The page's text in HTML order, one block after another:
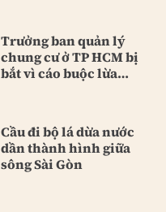
Trưởng ban quản lý
chung cư ở TP HCM bị
bắt vì cáo buộc lừa
Cầu đi bộ lá dừa nước
dần thành hình giữa
sông Sài Gòn